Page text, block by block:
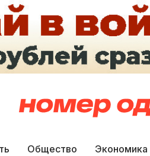
Общество Экономика